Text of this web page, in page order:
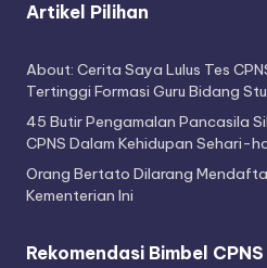
Artikel Pilihan
About: Cerita Saya Lulus Tes
Tertinggi Formasi Guru Bidang
45 Butir Pengamalan Pancasila
CPNS Dalam Kehidupan Sehari-
Orang Bertato Dilarang
Kementerian Ini
Rekomendasi Bimbel